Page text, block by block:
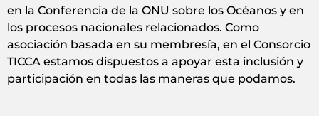
en la Conferencia de la ONU sobre los Océanos y en
los procesos nacionales relacionados. Como
asociación basada en su membresía, en el Consorcio
TICCA estamos dispuestos a apoyar esta inclusión y
participación en todas las maneras que podamos.